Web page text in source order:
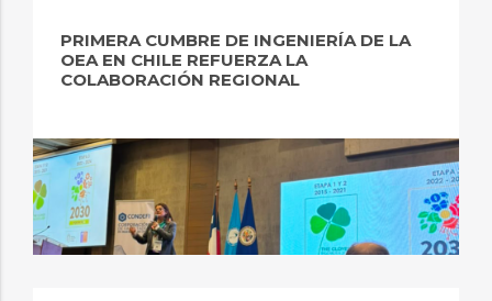
PRIMERA CUMBRE DE INGENIERÍA DE LA
OEA EN CHILE REFUERZA LA
COLABORACIÓN REGIONAL